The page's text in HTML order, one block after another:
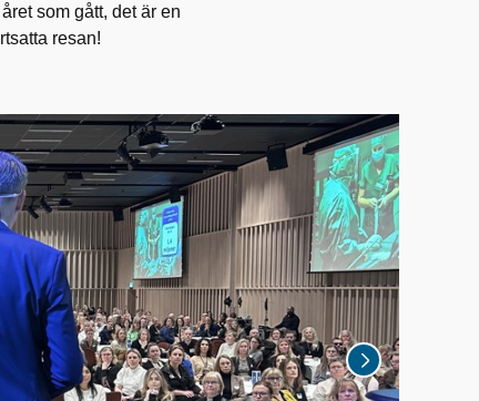
som gått, det är en
resan!